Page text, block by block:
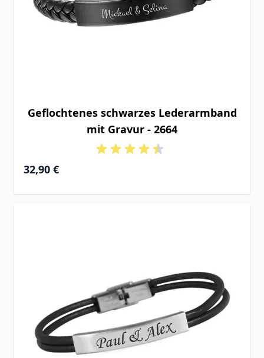
Geflochtenes schwarzes Lederarmband
mit Gravur - 2664
32,90 €